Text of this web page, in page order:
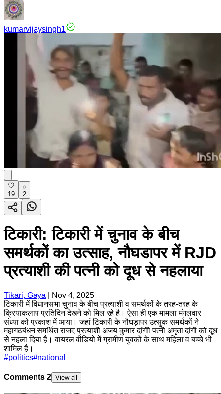
kumarvijaysingh1
19 2
टिकारी: टिकारी में चुनाव के बीच
समर्थकों का उत्साह, नौघडापर में RJD
प्रत्याशी की पत्नी को दूध से नहलाया
Tikari, Gaya
Nov 4, 2025
टिकारी में विधानसभा चुनाव के बीच प्रत्याशी व समर्थकों के तरह-तरह के
क्रियाकलाप प्रतिदिन देखने को मिल रहे है। ऐसा ही एक मामला मंगलवार
संध्या को प्रकाश में आया। जहां टिकारी के नौघड़ापर उत्सुक समर्थकों ने
महागठबंधन समर्थित राजद प्रत्याशी अजय कुमार दांगीी पत्नी अमृता दांगी को दूध
से नहला दिया है। वायरल वीडियो में ग्रामीण युवकों के साथ महिला व बच्चे भी
शामिल है।
#politics#national
Comments 2 View all